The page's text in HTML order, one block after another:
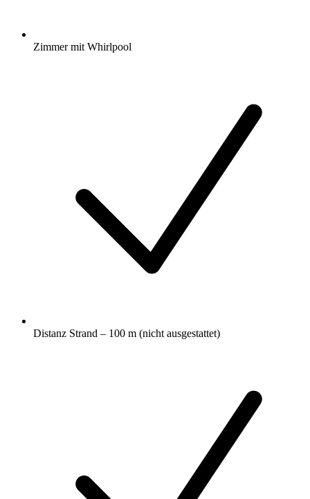
Zimmer mit Whirlpool
Distanz Strand – 100 m (nicht ausgestattet)